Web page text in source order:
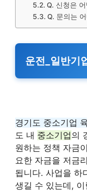
Q. 신청은
Q. 문의는
운전_일반기
경기도 중소기업
도 내 중소기업의
원하는 정책 자금
요한 자금을 저금
됩니다. 사업을 하
생길 수 있는데, 이